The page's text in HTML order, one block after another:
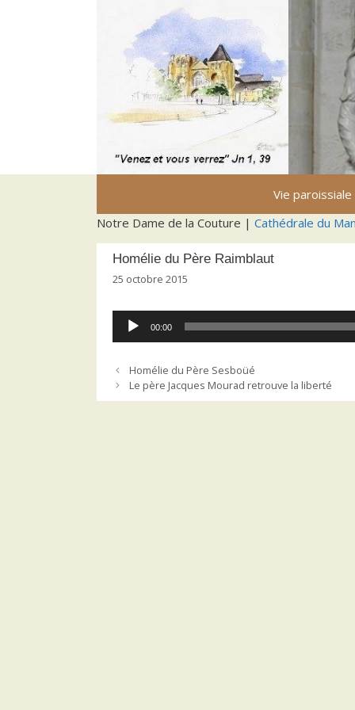
Vie paroissiale
Notre Dame de la Couture | Cathédrale du
Homélie du Père Raimblaut
25 octobre 2015
Lecteur
audio
00:00
Homélie du Père Sesboüé
Le père Jacques Mourad retrouve la liberté